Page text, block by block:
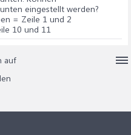
eingestellt werden?
= Zeile 1 und 2
10 und 11
auf